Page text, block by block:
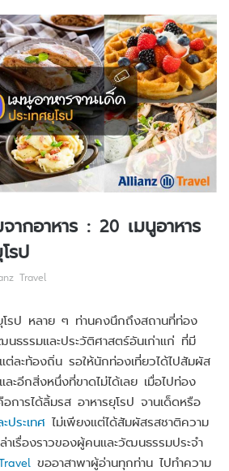
ากอาหาร : 20 เมนูอาหาร
รป
Travel
โรป หลาย ๆ ท่านคงนึกถึงสถานที่ท่อง
ธรรมและประวัติศาสตร์อันเก่าแก่ ที่มี
ต่ละท้องถิ่น รอให้นักท่องเที่ยวได้ไปสัมผัส
ะอีกสิ่งหนึ่งที่ขาดไม่ได้เลย เมื่อไปท่อง
การได้ลิ้มรส อาหารยุโรป จานเด็ดหรือ
ประเทศ ไม่เพียงแต่ได้สัมผัสรสชาติความ
าเรื่องราวของผู้คนและวัฒนธรรมประจำ
ขออาสาพาผู้อ่านทุกท่าน ไปทำความ